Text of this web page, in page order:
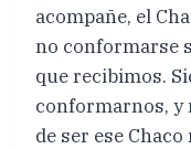
acompañe, el
no conformarse
que recibimos.
conformarnos, y
de ser ese